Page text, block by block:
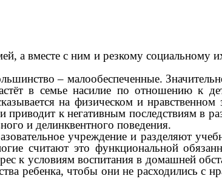
вместе с ним и резкому социальному
– малообеспеченные.
в семье насилие по отношению к
на физическом и
к негативным последствиям в
и делинквентного поведения.
учреждение и разделяют
считают это функциональной
к условиям воспитания в домашней
ребенка, чтобы они не расходились с